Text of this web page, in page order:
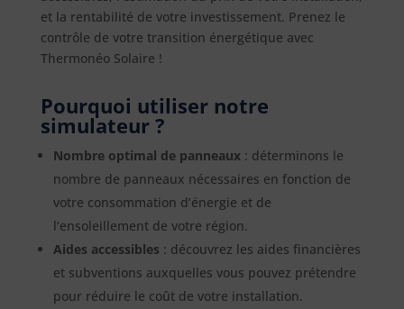
et la rentabilité de votre investissement. Prenez le
contrôle de votre transition énergétique avec
Thermonéo Solaire !
Pourquoi utiliser notre
simulateur ?
Nombre optimal de panneaux: déterminons le
nombre de panneaux nécessaires en fonction de
votre consommation d’énergie et de
l’ensoleillement de votre région.
Aides accessibles : découvrez les aides financières
et subventions auxquelles vous pouvez prétendre
pour réduire le coût de votre installation.